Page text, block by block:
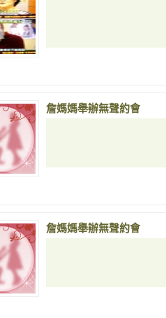
詹媽媽舉辦無聲約會
詹媽媽舉辦無聲約會